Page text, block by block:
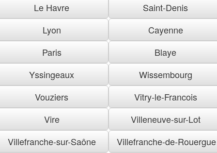
Le Havre
Saint-Denis
Lyon
Cayenne
Paris
Blaye
Yssingeaux
Wissembourg
Vouziers
Vitry-le-Francois
Vire
Villeneuve-sur-Lot
Villefranche-sur-Saône
Villefranche-de-Rouergue